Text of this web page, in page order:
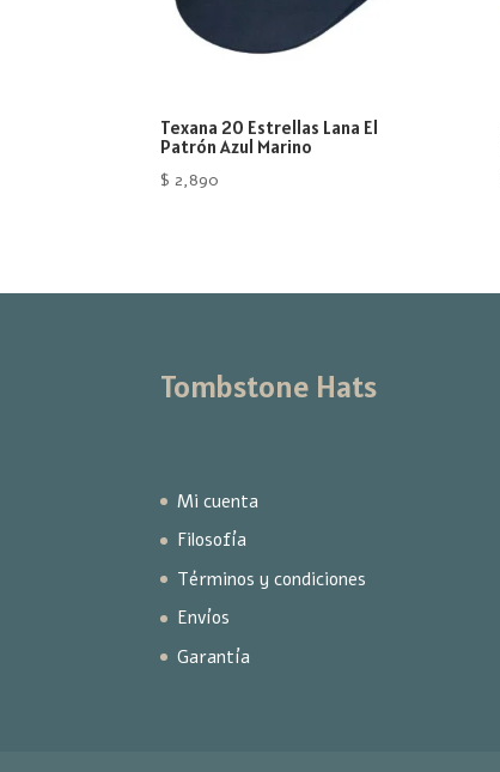
Texana 20 Estrellas Lana El
Patrón Azul Marino
$ 2,890
Tombstone Hats
Mi cuenta
Filosofía
Términos y condiciones
Envíos
Garantía